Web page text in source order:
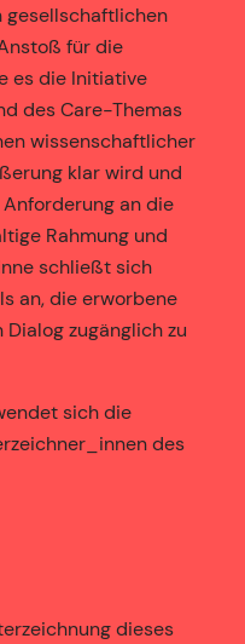
gesellschaftlichen
für die
es die Initiative
des Care-Themas
wissenschaftlicher
klar wird und
an die
Rahmung und
schließt sich
an, die erworbene
zugänglich zu
sich die
des
dieses